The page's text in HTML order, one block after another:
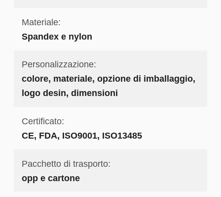
Materiale:
Spandex e nylon
Personalizzazione:
colore, materiale, opzione di imballaggio,
logo desin, dimensioni
Certificato:
CE, FDA, ISO9001, ISO13485
Pacchetto di trasporto:
opp e cartone